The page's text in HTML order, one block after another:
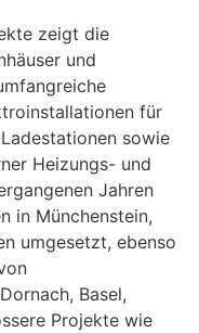
zeigt die
und
für
sowie
Heizungs- und
Jahren
in Münchenstein,
umgesetzt, ebenso
Basel,
Projekte wie